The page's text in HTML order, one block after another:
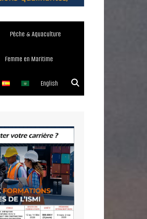
Pêche & Aquaculture
Femme en Maritime
English